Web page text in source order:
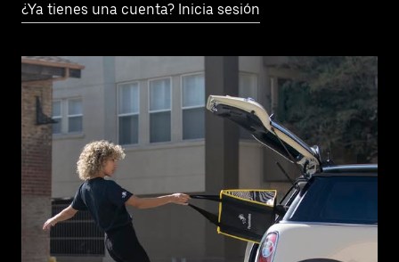
¿Ya tienes una cuenta? Inicia sesión